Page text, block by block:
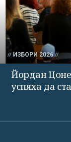
ИЗБОРИ 2026
Йордан
успяха да